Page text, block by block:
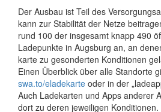
Der Ausbau ist Teil des
kann zur Stabilität der Netze
rund 100 der insgesamt knapp 490
Lade­punkte in Augsburg an, an
karte zu gesonderten Konditionen
Einen Überblick über alle Standorte
swa.to/eladekarte oder in der
Auch Lade­karten und Apps anderer
dort zu deren jeweiligen Konditionen.